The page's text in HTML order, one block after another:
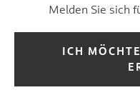
Melden Sie sich
ICH